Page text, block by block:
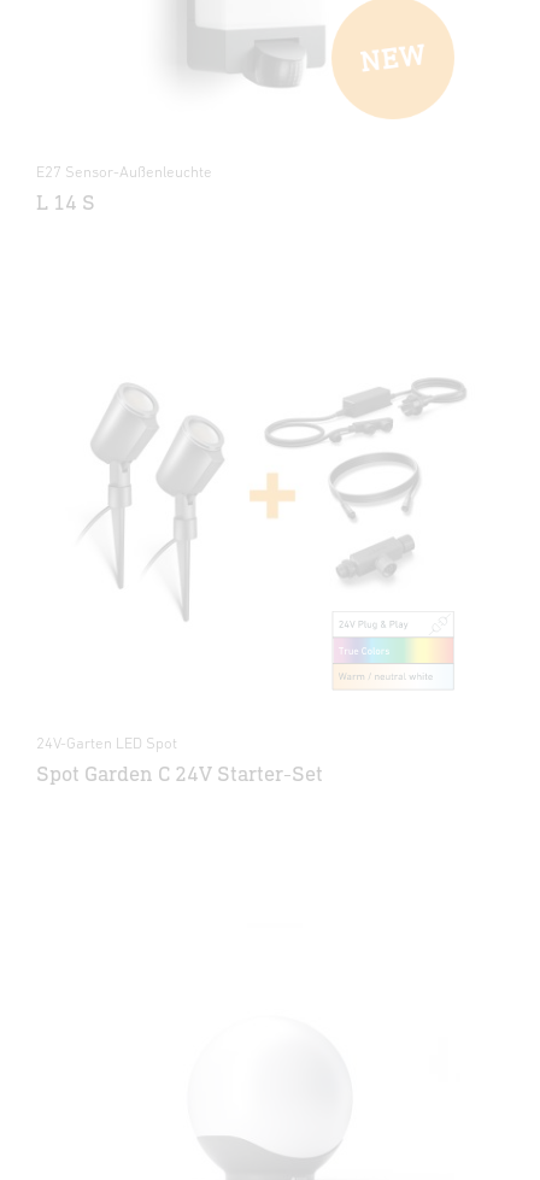
E27 Sensor-Außenleuchte
L 14 S
24V-Garten LED Spot
Spot Garden C 24V Starter-Set